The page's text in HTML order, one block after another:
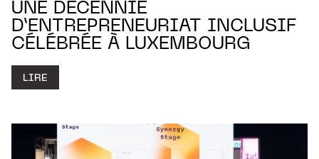
UNE DÉCENNIE
D’ENTREPRENEURIAT INCLUSIF
CÉLÉBRÉE À LUXEMBOURG
LIRE